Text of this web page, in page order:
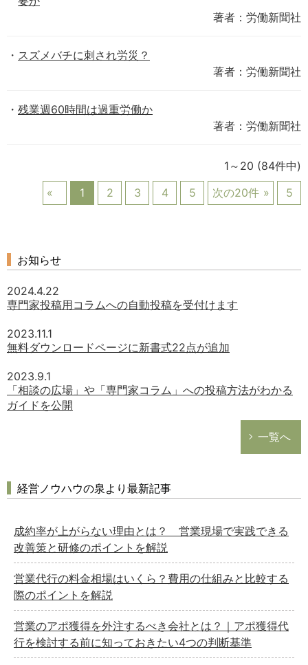
著者：労働新聞社
スズメバチに刺され労災？
著者：労働新聞社
残業週60時間は過重労働か
著者：労働新聞社
1～20 (84件中)
1
2 3 4 5 次の20件 5
お知らせ
2024.4.22
専門家投稿用コラムへの自動投稿を受付けます
2023.11.1
無料ダウンロードページに新書式22点が追加
2023.9.1
「相談の広場」や「専門家コラム」への投稿方法がわかる
ガイドを公開
一覧へ
経営ノウハウの泉より最新記事
成約率が上がらない理由とは？ 営業現場で実践できる
改善策と研修のポイントを解説
営業代行の料金相場はいくら？費用の仕組みと比較する
際のポイントを解説
営業のアポ獲得を外注するべき会社とは？｜アポ獲得代
行を検討する前に知っておきたい4つの判断基準